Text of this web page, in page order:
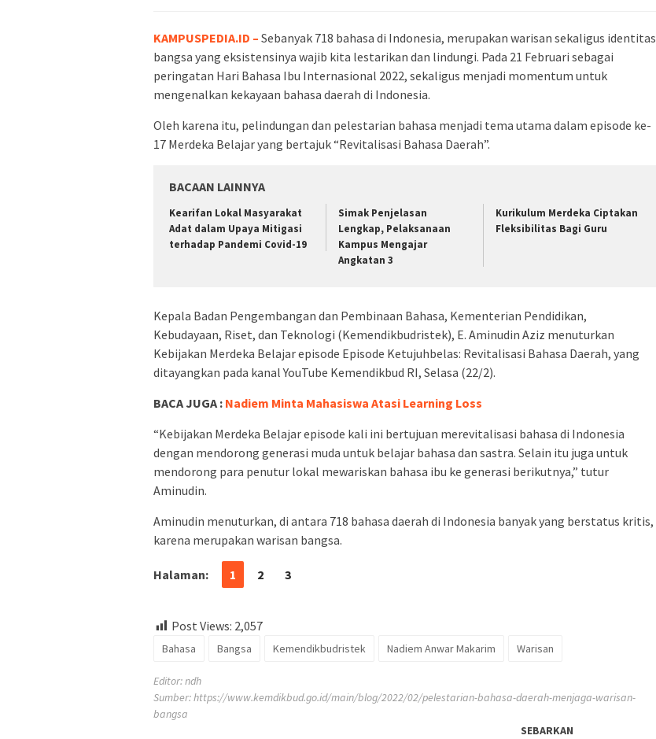
KAMPUSPEDIA.ID – Sebanyak 718 bahasa di Indonesia, merupakan warisan sekaligus identitas
bangsa yang eksistensinya wajib kita lestarikan dan lindungi. Pada 21 Februari sebagai
peringatan Hari Bahasa Ibu Internasional 2022, sekaligus menjadi momentum untuk
mengenalkan kekayaan bahasa daerah di Indonesia.
Oleh karena itu, pelindungan dan pelestarian bahasa menjadi tema utama dalam episode ke-
17 Merdeka Belajar yang bertajuk “Revitalisasi Bahasa Daerah”.
BACAAN LAINNYA
Kearifan Lokal Masyarakat
Adat dalam Upaya Mitigasi
terhadap Pandemi Covid-19
Simak Penjelasan
Lengkap, Pelaksanaan
Kampus Mengajar
Angkatan 3
Kurikulum Merdeka Ciptakan
Fleksibilitas Bagi Guru
Kepala Badan Pengembangan dan Pembinaan Bahasa, Kementerian Pendidikan,
Kebudayaan, Riset, dan Teknologi (Kemendikbudristek), E. Aminudin Aziz menuturkan
Kebijakan Merdeka Belajar episode Episode Ketujuhbelas: Revitalisasi Bahasa Daerah, yang
ditayangkan pada kanal YouTube Kemendikbud RI, Selasa (22/2).
BACA JUGA : Nadiem Minta Mahasiswa Atasi Learning Loss
“Kebijakan Merdeka Belajar episode kali ini bertujuan merevitalisasi bahasa di Indonesia
dengan mendorong generasi muda untuk belajar bahasa dan sastra. Selain itu juga untuk
mendorong para penutur lokal mewariskan bahasa ibu ke generasi berikutnya,” tutur
Aminudin.
Aminudin menuturkan, di antara 718 bahasa daerah di Indonesia banyak yang berstatus kritis,
karena merupakan warisan bangsa.
Halaman: 1 2 3
Post Views: 2,057
Bahasa Bangsa Kemendikbudristek Nadiem Anwar Makarim Warisan
Editor: ndh
Sumber:https://www.kemdikbud.go.id/main/blog/2022/02/pelestarian-bahasa-daerah-menjaga-warisan-
bangsa
SEBARKAN